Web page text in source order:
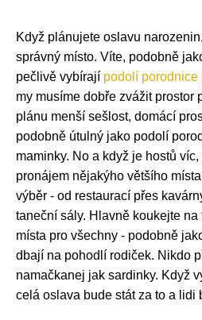
Když plánujete oslavu
správný místo. Víte, podobně
pečlivě vybírají podolí porodnice
my musíme dobře zvážit prostor
plánu menší sešlost, domácí
podobně útulný jako podolí
maminky. No a když je hostů
pronájem nějakýho většího
výběr - od restaurací přes
taneční sály. Hlavně koukejte na
místa pro všechny - podobně
dbají na pohodlí rodiček. Nikdo
namačkanej jak sardinky. Když
celá oslava bude stát za to a lidi